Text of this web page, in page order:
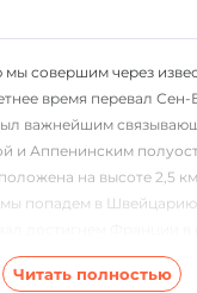
совершим через
время перевал Сен-
важнейшим
и Аппенинским
на высоте 2,5
попадем в
и
мы переедем в
Читать полностью